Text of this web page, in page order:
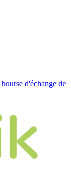
bourse d'échange de